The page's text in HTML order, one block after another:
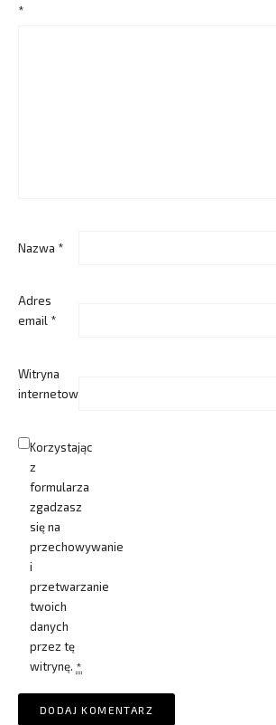
*
Nazwa *
Adres
email *
Witryna
internetowa
Korzystając
z
formularza
zgadzasz
się na
przechowywanie
i
przetwarzanie
twoich
danych
przez tę
witrynę. *